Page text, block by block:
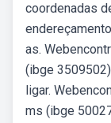
coordenadas
as.
(ibge
ligar.
ms (ibge